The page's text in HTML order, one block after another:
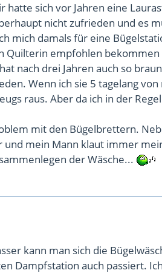
hatte sich vor Jahren eine
nicht zufrieden und es
mich damals für eine
Quilterin empfohlen
nach drei Jahren auch so
Wenn ich sie 5 tagelang
raus. Aber da ich in der
mit den Bügelbrettern.
mein Mann klaut immer
der Wäsche...
kann man sich die
Dampfstation auch passiert.